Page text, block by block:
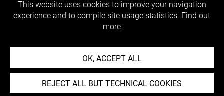
This website uses cookies to improve your navigation
experience and to compile site usage statistics. Find out
more
OK, ACCEPT ALL
REJECT ALL BUT TECHNICAL COOKIES